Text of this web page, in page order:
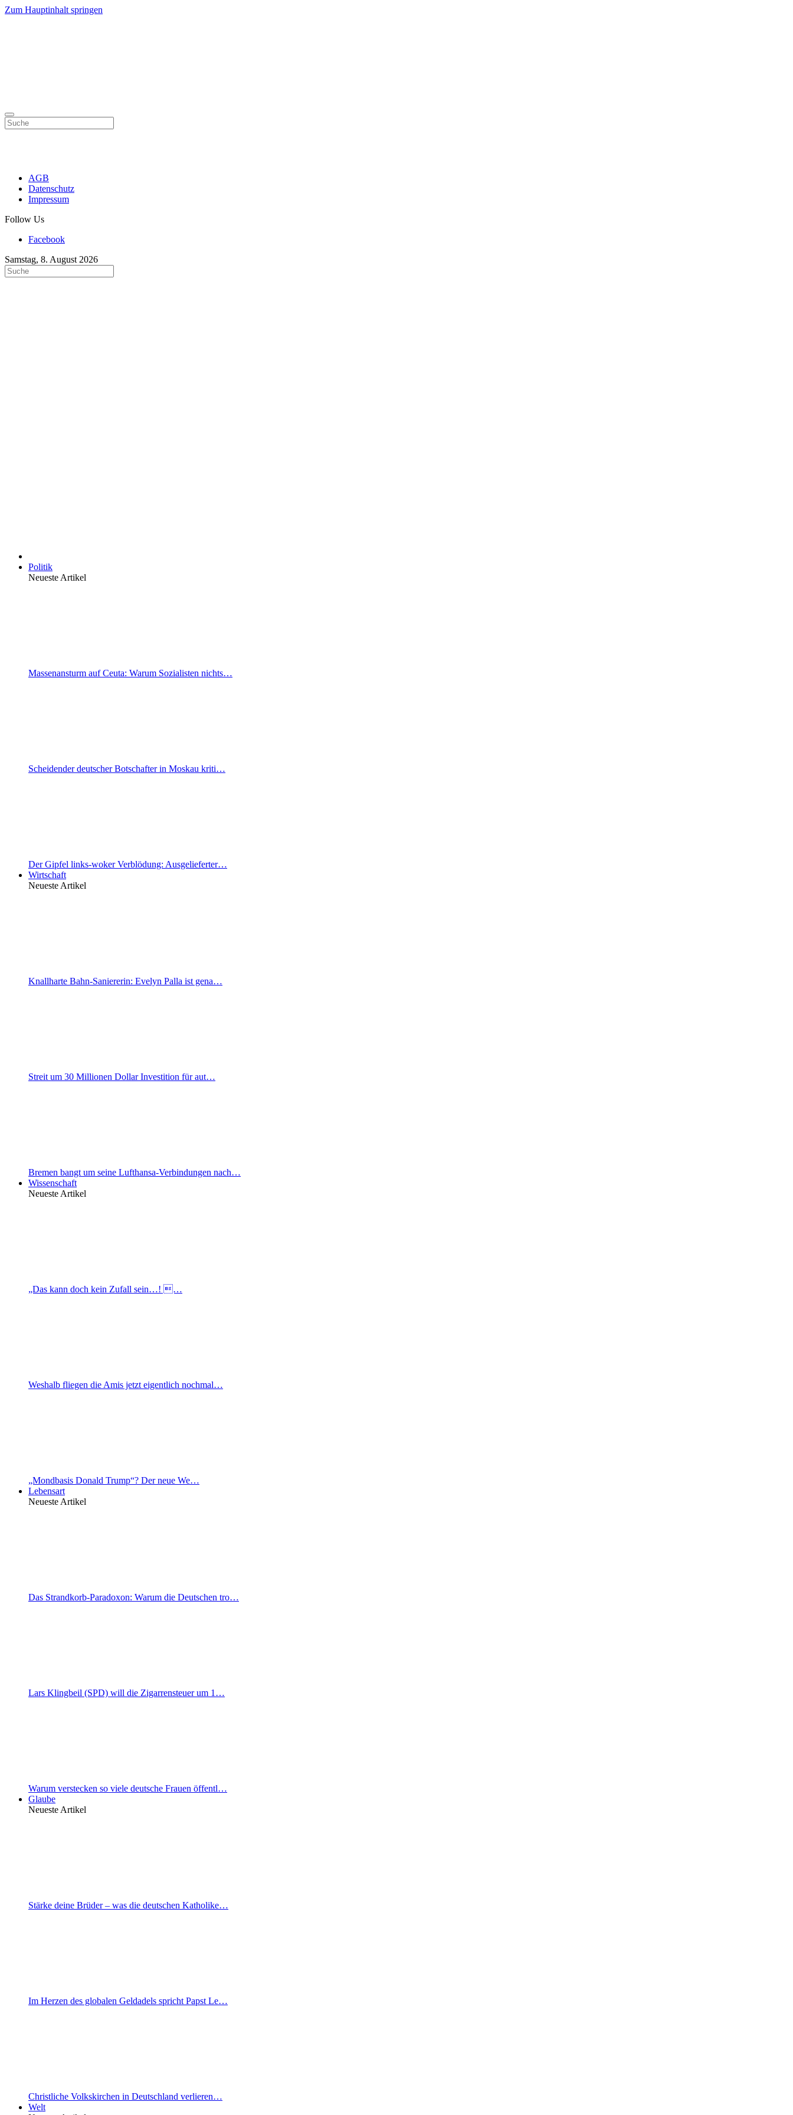
Zum Hauptinhalt springen
AGB
Datenschutz
Impressum
Follow Us
Facebook
Samstag, 8. August 2026
Politik
Neueste Artikel
Massenansturm auf Ceuta: Warum Sozialisten nichts…
Scheidender deutscher Botschafter in Moskau kriti…
Der Gipfel links-woker Verblödung: Ausgelieferter…
Wirtschaft
Neueste Artikel
Knallharte Bahn-Saniererin: Evelyn Palla ist gena…
Streit um 30 Millionen Dollar Investition für aut…
Bremen bangt um seine Lufthansa-Verbindungen nach…
Wissenschaft
Neueste Artikel
„Das kann doch kein Zufall sein…! …
Weshalb fliegen die Amis jetzt eigentlich nochmal…
„Mondbasis Donald Trump“? Der neue We…
Lebensart
Neueste Artikel
Das Strandkorb-Paradoxon: Warum die Deutschen tro…
Lars Klingbeil (SPD) will die Zigarrensteuer um 1…
Warum verstecken so viele deutsche Frauen öffentl…
Glaube
Neueste Artikel
Stärke deine Brüder – was die deutschen Katholike…
Im Herzen des globalen Geldadels spricht Papst Le…
Christliche Volkskirchen in Deutschland verlieren…
Welt